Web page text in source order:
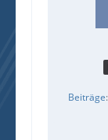
Beiträge